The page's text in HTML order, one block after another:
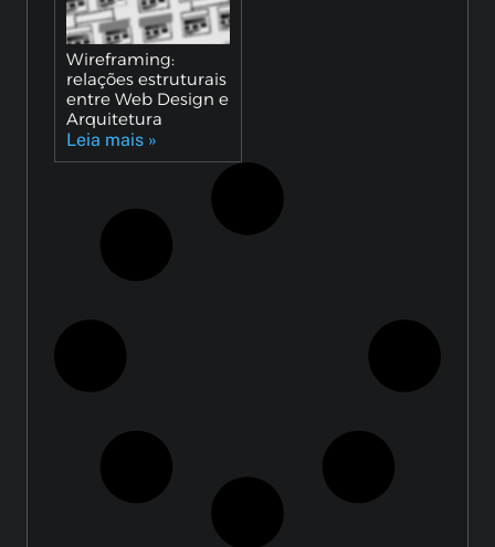
Wireframing:
relações estruturais
entre Web Design e
Arquitetura
Leia mais »